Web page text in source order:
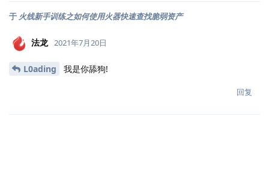
于 火线新手训练之如何使用火器快速查找脆弱资产
法龙 2021年7月20日
L0ading 我是你舔狗!
回复